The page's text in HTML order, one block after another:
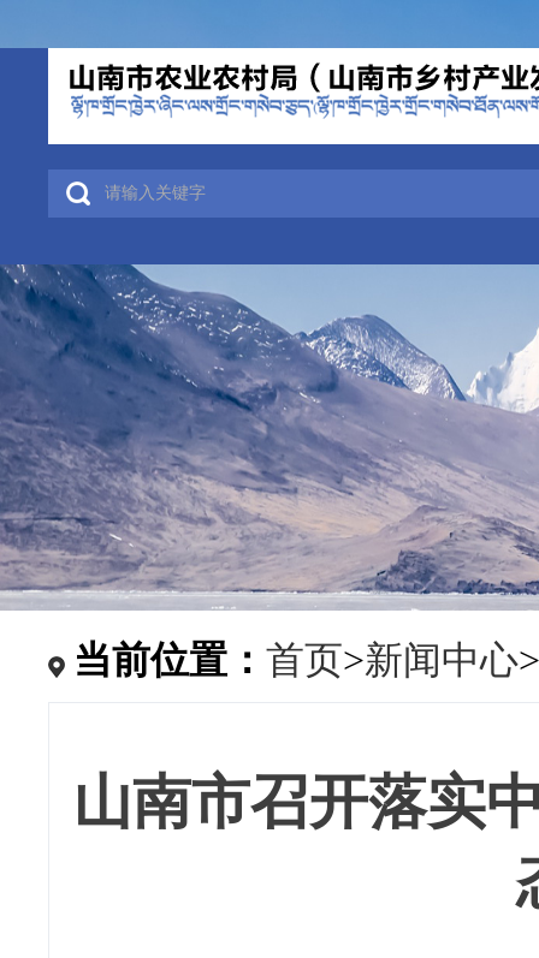
当前位置： 首页>新闻中心>
山南市召开落实